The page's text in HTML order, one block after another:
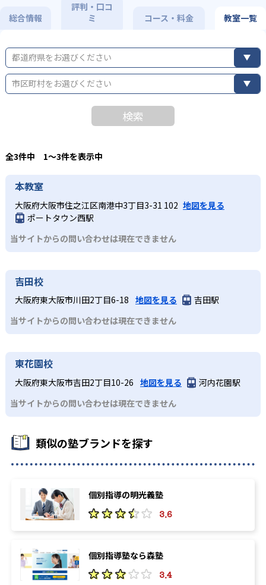
総合情報
評判・口コ
ミ
コース・料金 教室一覧
都道府県をお選びください
市区町村をお選びください
検索
全3件中 1〜3件を表示中
本教室
大阪府大阪市住之江区南港中3丁目3-31 102 地図を見る
ポートタウン西駅
当サイトからの問い合わせは現在できません
吉田校
大阪府東大阪市川田2丁目6-18 地図を見る
吉田駅
当サイトからの問い合わせは現在できません
東花園校
大阪府東大阪市吉田2丁目10-26 地図を見る
河内花園駅
当サイトからの問い合わせは現在できません
類似の塾ブランドを探す
個別指導の明光義塾
3.6
個別指導塾なら森塾
3.4